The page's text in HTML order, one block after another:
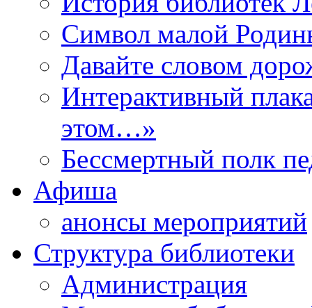
Символ малой
Давайте словом
Интерактивный
этом…»
Бессмертный полк
Афиша
анонсы мероприятий
Структура библиотеки
Администрация